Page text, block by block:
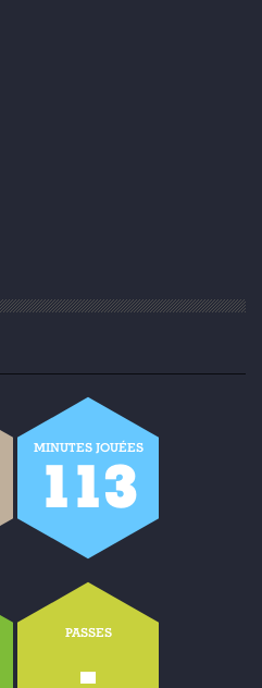
MINUTES JOUÉES
113
PASSES
-